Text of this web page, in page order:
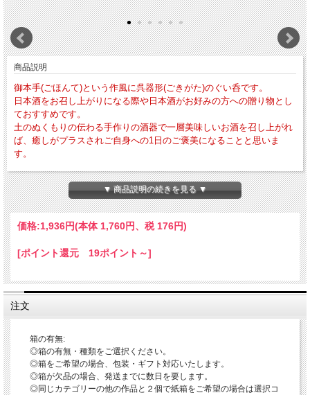
商品説明
御本手(ごほんて)という作風に呉器形(ごきがた)のぐい呑です。
日本酒をお召し上がりになる際や日本酒がお好みの方への贈り物とし
ておすすめです。
土のぬくもりの伝わる手作りの酒器で一層美味しいお酒を召し上がれ
ば、癒しがプラスされご自身への1日のご褒美になることと思いま
す。
・外寸法-径約66mm×高さ約55mm ・作品重量-約100g ・満水容量-約80cc
・電子レンジ・食器洗浄乾燥機の使用OK 直火・ガスオーブン・冷凍庫の使用は
NG
当店ではこの器で一層美味しくお召し上がりいただくために、口当たり・持ちやす
さ・安定感などを意識して作っております。
ィング処理をしておりませんので、一層美味しいお酒をお召し上がりいただくこと
【酒器とお酒の相性】
酒器の形や大きさによって、日本酒の香りや味わいが違うと言われております。
又、お好みのお酒の種類によってそのお酒の美味しさの適温(冷酒・常温・ぬる
性の良さがあるようです。
その日、召し上がるお酒によって酒器をお選びいただくことで、日本酒を召し上が
る楽しみが一層広がるかもしれません。
◎香りが高いお酒－口径が広がった形状の酒器
◎熟成タイプのお酒－美しい色調の酒器
▼ 商品説明の続きを見る ▼
価格:1,936円(本体 1,760円、税 176円)
[ポイント還元 19ポイント～]
注文
箱の有無:
◎箱の有無・種類をご選択ください。
◎箱をご希望の場合、包装・ギフト対応いたします。
◎箱が欠品の場合、発送までに数日を要します。
◎同じカテゴリーの他の作品と２個で紙箱をご希望の場合は選択コ